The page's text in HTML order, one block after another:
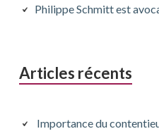
principale
Philippe Schmitt est
Articles récents
Importance du